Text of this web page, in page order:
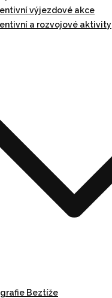
výjezdové akce
a rozvojové aktivity
Beztíže